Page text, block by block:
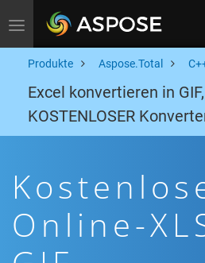
Toggle navigation
Produkte Aspose.Total
Excel konvertieren in
KOSTENLOSER
Online-